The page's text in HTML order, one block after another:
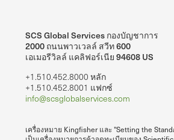
SCS Global Services กองบัญชาการ
2000 ถนนพาวเวลล์ สวีท 600
เอเมอรีวิลล์ แคลิฟอร์เนีย 94608 US
+1.510.452.8000 หลัก
+1.510.452.8001 แฟกซ์
info@scsglobalservices.com
เครื่องหมาย Kingfisher และ "Setting the